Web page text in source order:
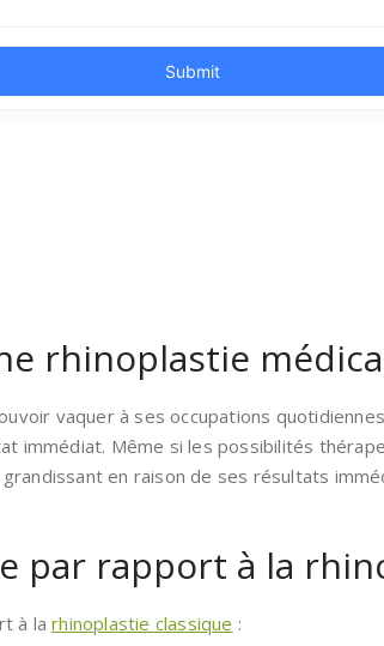
rhinoplastie
vaquer à ses occupations
immédiat. Même si les possibilités
grandissant en raison de ses résultats
par rapport à la
à larhinoplastie classique :